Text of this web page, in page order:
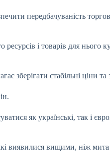
передбачуваність
ресурсів і товарів для
зберігати стабільні ціни
як українські, так і
вищими, ніж